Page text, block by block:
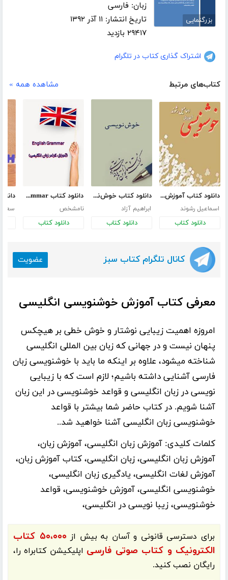
بزرگنمایی
زبان: فارسی
تاریخ انتشار: ۱۱ آذر ۱۳۹۲
۲۹۴۱۷ بازدید
اشتراک گذاری کتاب در تلگرام
کتاب‌های مرتبط مشاهده همه »
دانلود کتاب آموزش خوشنویسی
اسماعیل رشوند
دانلود کتاب
دانلود کتاب خوش‌نویسی
ابراهیم آزاد
دانلود کتاب
دانلود کتاب English Grammar (آموزش گرامر زبان انگلیسی)
نامشخص
دانلود کتاب
کانال تلگرام کتاب سبز عضویت
معرفی کتاب آموزش خوشنویسی انگلیسی
امروزه اهمیت زیبایی نوشتار و خوش خطی بر هیچکس
پنهان نیست و در جهانی که زبان بین المللی انگلیسی
شناخته میشود، علاوه بر اینکه ما باید با خوشنویسی زبان
فارسی آشنایی داشته باشیم؛ لازم است که با زیبایی
نویسی در زبان انگلیسی و قواعد خوشنویسی در این زبان
آشنا شویم. در کتاب حاضر شما بیشتر با قواعد
خوشنویسی زبان انگلیسی آشنا خواهید شد..
کلمات کلیدی: آموزش زبان انگلیسی، آموزش زبان،
آموزش زبان انگلیسی، زبان انگلیسی، کتاب آموزش زبان،
آموزش لغات انگلیسی، یادگیری زبان انگلیسی،
خوشنویسی انگلیسی، آموزش خوشنویسی، قواعد
خوشنویسی، زیبا نویسی در انگلیسی،
برای دسترسی قانونی و آسان به بیش از
۵۰،۰۰۰ کتاب
الکترونیک و کتاب صوتی فارسی اپلیکیشنکتابراهرا،
رایگان نصب کنید.